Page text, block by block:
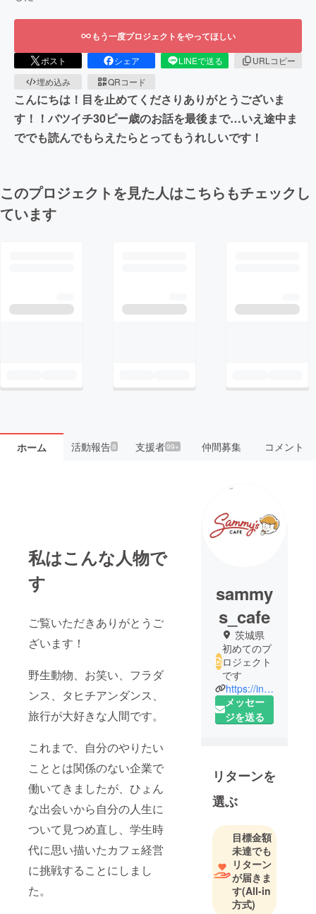
もう一度プロジェクトをやってほしい
ポスト シェア LINEで送る
URLコピー
埋め込み
QRコード
こんにちは！目を止めてくださりありがとうございま
す！！バツイチ30ピー歳のお話を最後まで…いえ途中ま
ででも読んでもらえたらとってもうれしいです！
このプロジェクトを見た人はこちらもチェックし
ています
ホーム 活動報告8 支援者99+ 仲間募集 コメント
私はこんな人物で
す
ご覧いただきありがとうご
ざいます！
野生動物、お笑い、フラダ
ンス、タヒチアンダンス、
旅行が大好きな人間です。
これまで、自分のやりたい
こととは関係のない企業で
働いてきましたが、ひょん
な出会いから自分の人生に
ついて見つめ直し、学生時
代に思い描いたカフェ経営
に挑戦することにしまし
た。
sammy
s_cafe
茨城県
初めてのプ
ロジェクト
です
https://instagram.com/cafe_sammys?igshid=1p8zkkurtw06l
メッセー
ジを送る
リターンを
選ぶ
目標金額
未達でも
リターン
が届きま
す(All-in
方式)